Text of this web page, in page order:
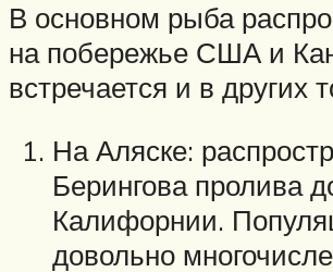
В основном рыба
на побережье США и
встречается и в других
На Аляске:
Берингова пролива
Калифорнии.
довольно